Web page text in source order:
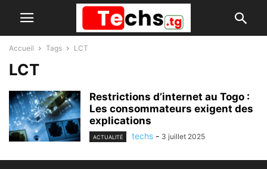
Accueil Tags LCT
LCT
Restrictions d’internet au Togo :
Les consommateurs exigent des
explications
ACTUALITÉ techs - 3 juillet 2025